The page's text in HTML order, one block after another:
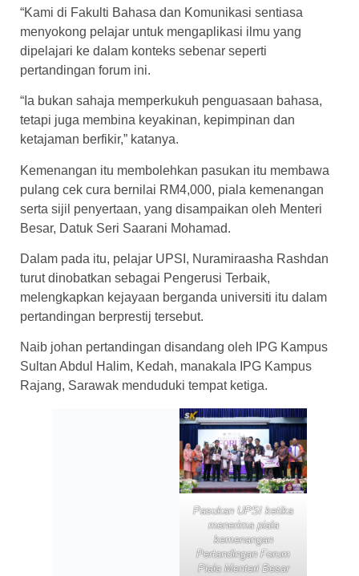
“Kami di Fakulti Bahasa dan Komunikasi sentiasa
menyokong pelajar untuk mengaplikasi ilmu yang
dipelajari ke dalam konteks sebenar seperti
pertandingan forum ini.
“Ia bukan sahaja memperkukuh penguasaan bahasa,
tetapi juga membina keyakinan, kepimpinan dan
ketajaman berfikir,” katanya.
Kemenangan itu membolehkan pasukan itu membawa
pulang cek cura bernilai RM4,000, piala kemenangan
serta sijil penyertaan, yang disampaikan oleh Menteri
Besar, Datuk Seri Saarani Mohamad.
Dalam pada itu, pelajar UPSI, Nuramiraasha Rashdan
turut dinobatkan sebagai Pengerusi Terbaik,
melengkapkan kejayaan berganda universiti itu dalam
pertandingan berprestij tersebut.
Naib johan pertandingan disandang oleh IPG Kampus
Sultan Abdul Halim, Kedah, manakala IPG Kampus
Rajang, Sarawak menduduki tempat ketiga.
Pasukan UPSI ketika
menerima piala
kemenangan
Pertandingan Forum
Piala Menteri Besar